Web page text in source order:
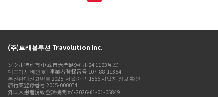
(주)트래볼루션 Travolution Inc.
ソウル特別市 中区 南大門路9キル 24 1103号室
대표이사 배인호 | 事業者登録番号 107-88-11354
통신판매신고번호 2025-서울중구-1566사업자 정보 확인
旅行業登録番号 2025-000074
外国人患者誘致登録機関 #A-2026-01-01-06849